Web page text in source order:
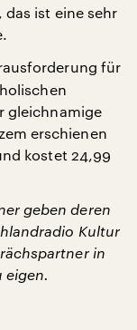
ist eine sehr
für
gleichnamige
erschienen
kostet 24,99
geben deren
Kultur
in
eigen.